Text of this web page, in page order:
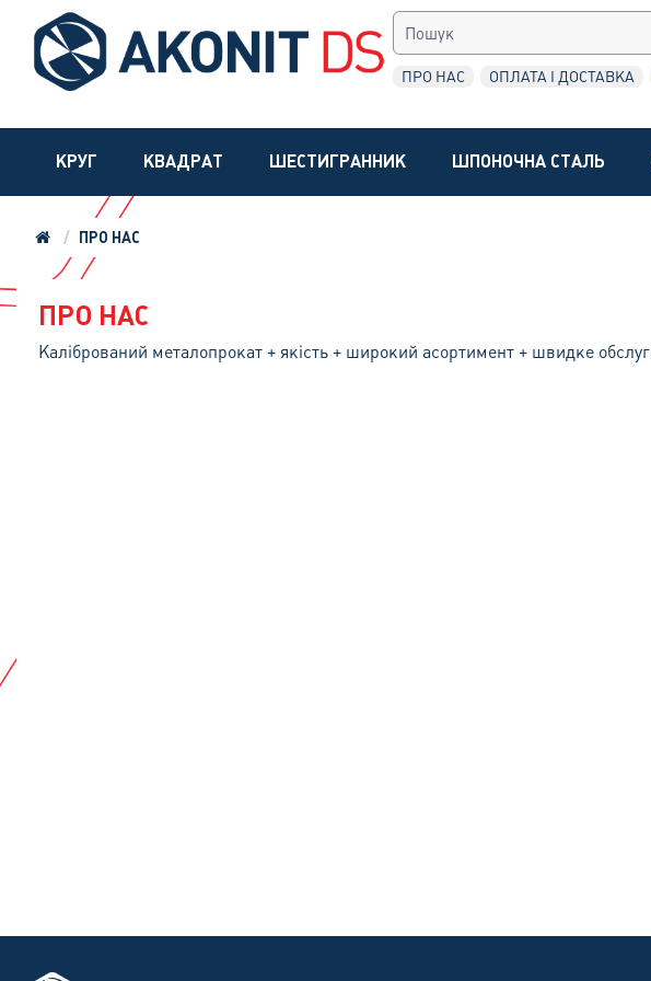
ПРО НАС ОПЛАТА І ДОСТАВКА
КРУГ КВАДРАТ ШЕСТИГРАННИК ШПОНОЧНА СТАЛЬ
ПРО НАС
ПРО НАС
Калібрований металопрокат + якість + широкий асортимент + швидке